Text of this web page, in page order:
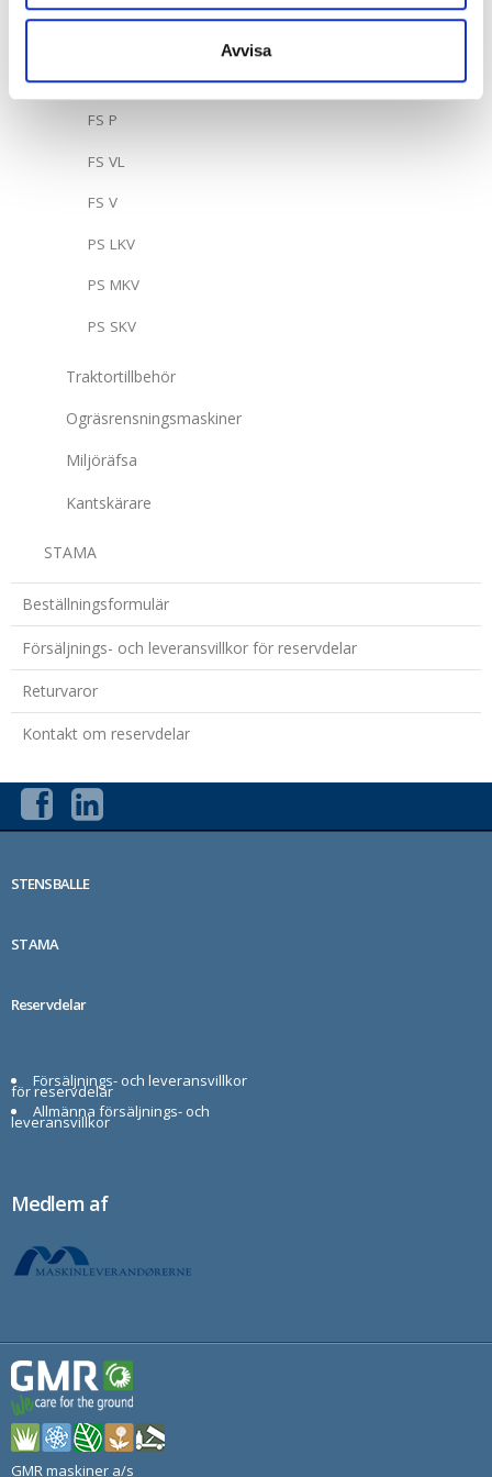
Avvisa
FS MK
FS P
FS VL
FS V
PS LKV
PS MKV
PS SKV
Traktortillbehör
Ogräsrensningsmaskiner
Miljöräfsa
Kantskärare
STAMA
Beställningsformulär
Försäljnings- och leveransvillkor för reservdelar
Returvaror
Kontakt om reservdelar
STENSBALLE
STAMA
Reservdelar
Försäljnings- och leveransvillkor
för reservdelar
Allmänna försäljnings- och
leveransvillkor
Medlem af
GMR maskiner a/s